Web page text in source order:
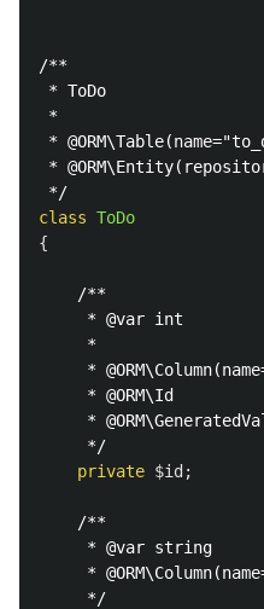
/**
* ToDo
*
*
*
*/
class ToDo
{
/**
     * @var int
     *
*
     * @ORM\Id
*
     */
private $id ;
/**
     * @var string
*
     */